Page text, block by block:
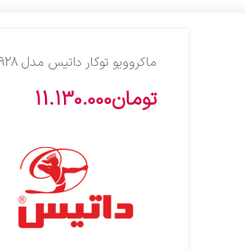
ماکروویو توکار داتیس مدل DTM-928 طوسی
تومان11.130.000